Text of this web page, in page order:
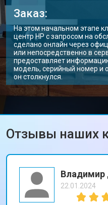
Заказ:
На этом начальном этапе
центр HP с запросом на
сделано онлайн через
или непосредственно в
предоставляет
модель, серийный номер и
он столкнулся.
Отзывы наших
Владимир
22.01.2024